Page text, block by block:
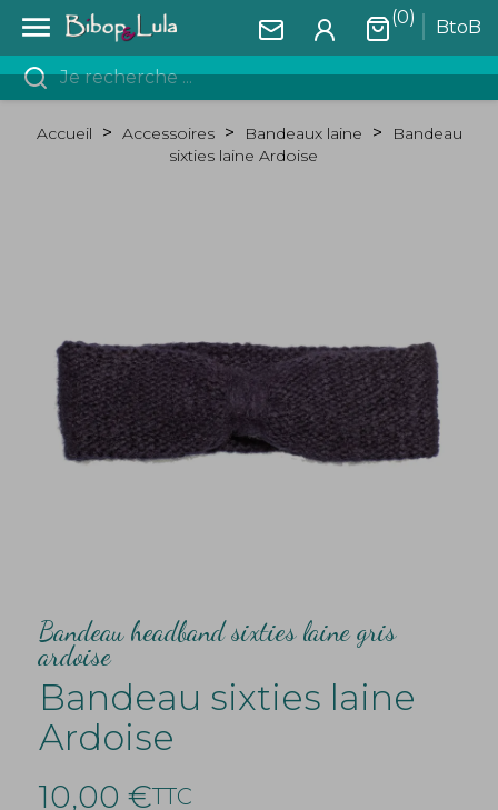
 BtoB
(0)
Accueil Accessoires Bandeaux laine
Bandeau
sixties laine Ardoise
Bandeau headband sixties laine gris
ardoise
Bandeau sixties laine
Ardoise
10,00 €TTC